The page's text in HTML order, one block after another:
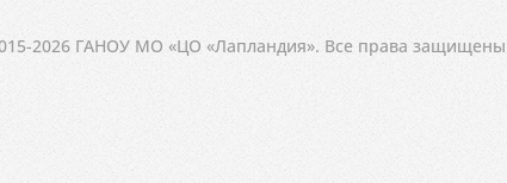
2026 ГАНОУ МО «ЦО «Лапландия». Все права